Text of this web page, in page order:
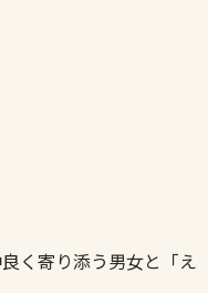
く寄り添う男女と「え